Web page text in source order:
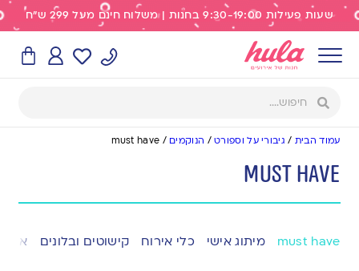
שעות פעילות 9:30-19:00 בחנות | משלוח חינם מעל 299 ש"ח
עמוד הבית / גיבורי על וספורט/ הנוקמים /
must have
must have
must have מיתוג אישי כלי אירוח קישוטים ובלונים